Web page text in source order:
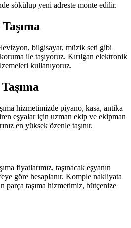
sökülup yeni adreste monte edilir.
bilgisayar, müzik seti gibi
ile taşıyoruz. Kırılgan elektronik
kullanıyoruz.
hizmetimizde piyano, kasa, antika
eşyalar için uzman ekip ve ekipman
en yüksek özenle taşınır.
fiyatlarımız, taşınacak eşyanın
göre hesaplanır. Komple nakliyata
parça taşıma hizmetimiz, bütçenize